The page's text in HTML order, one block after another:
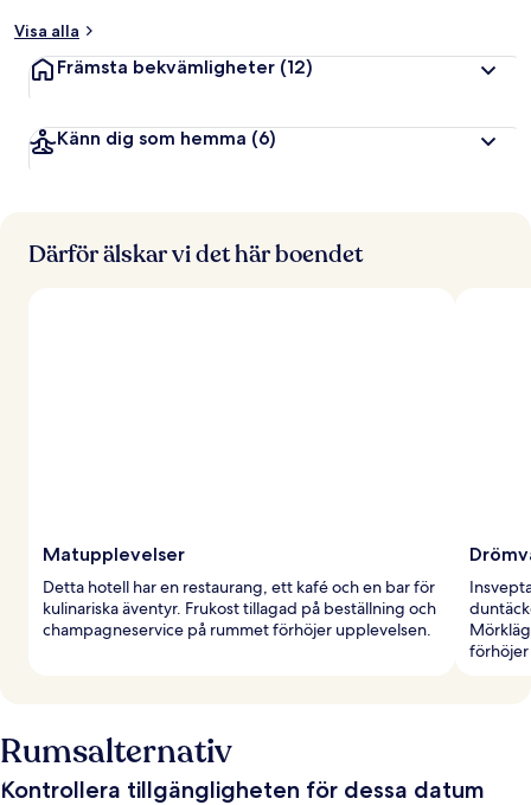
Visa alla
Främsta bekvämligheter (12)
Känn dig som hemma (6)
Därför älskar vi det här boendet
Matupplevelser
Detta hotell har en restaurang, ett kafé och en bar för
kulinariska äventyr. Frukost tillagad på beställning och
champagneservice på rummet förhöjer upplevelsen.
Rumsalternativ
Kontrollera tillgängligheten för dessa datum